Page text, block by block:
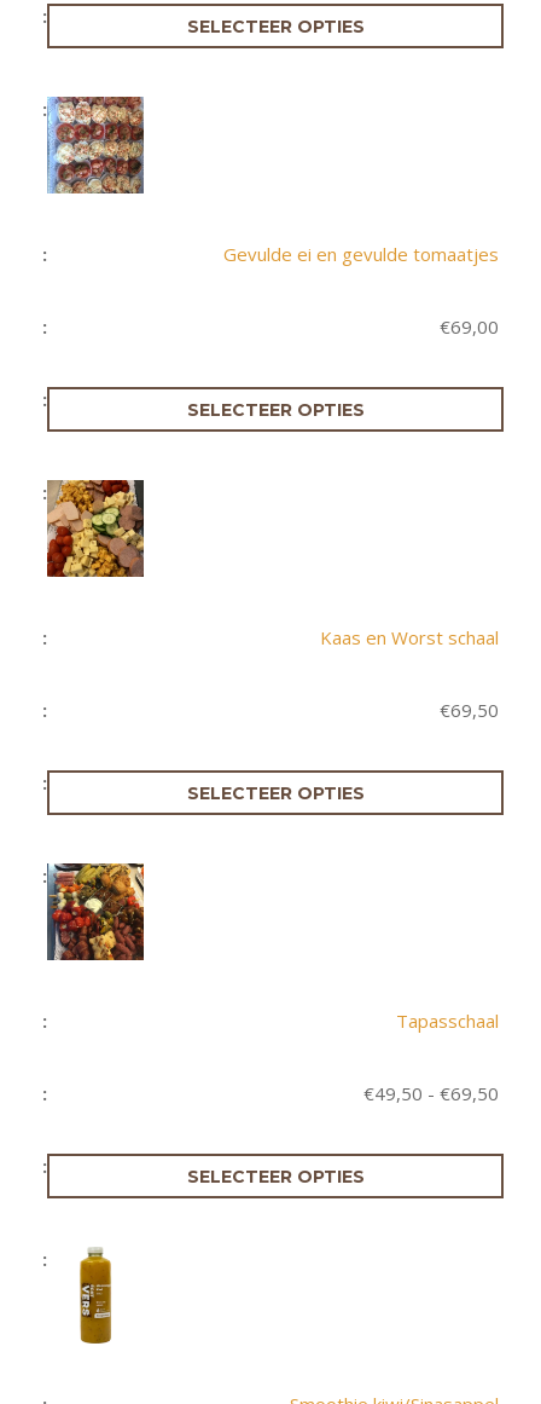
SELECTEER OPTIES
Gevulde ei en gevulde tomaatjes
€69,00
SELECTEER OPTIES
Kaas en Worst schaal
€69,50
SELECTEER OPTIES
Tapasschaal
€49,50 - €69,50
SELECTEER OPTIES